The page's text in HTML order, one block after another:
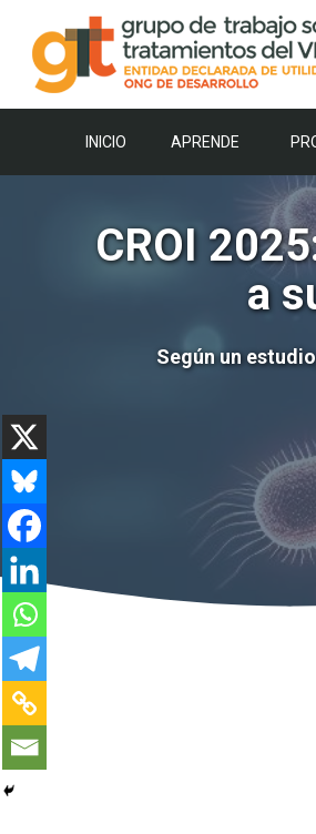
contenido
INICIO APRENDE
CROI
a
Según un